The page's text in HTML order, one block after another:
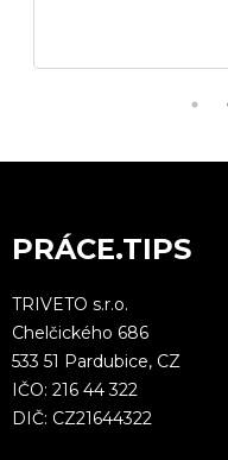
PRÁCE.TIPS
TRIVETO s.r.o.
Chelčického 686
533 51 Pardubice, CZ
IČO: 216 44 322
DIČ: CZ21644322